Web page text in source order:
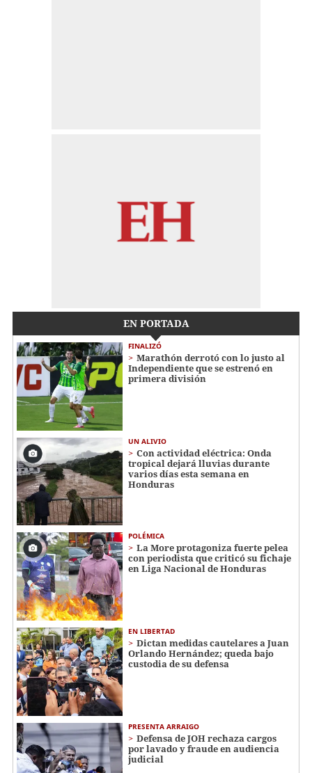
EN PORTADA
FINALIZÓ
Marathón derrotó con lo justo al
Independiente que se estrenó en
primera división
UN ALIVIO
Con actividad eléctrica: Onda
tropical dejará lluvias durante
varios días esta semana en
Honduras
POLÉMICA
La More protagoniza fuerte pelea
con periodista que criticó su fichaje
en Liga Nacional de Honduras
EN LIBERTAD
Dictan medidas cautelares a Juan
Orlando Hernández; queda bajo
custodia de su defensa
PRESENTA ARRAIGO
Defensa de JOH rechaza cargos
por lavado y fraude en audiencia
judicial